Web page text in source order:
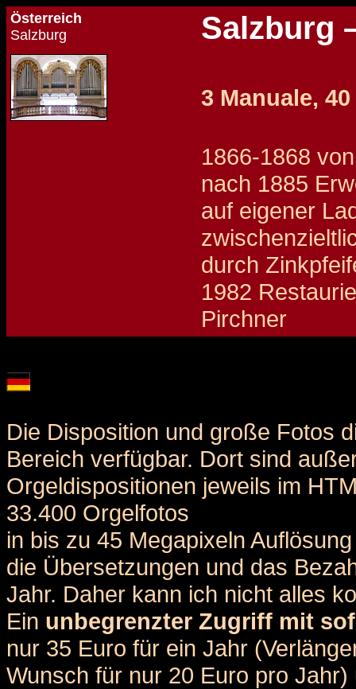
Österreich
Salzburg
Salzburg
3 Manuale,
1866-1868
nach 1885
auf eigener
durch
1982
Pirchner
Die Disposition und große Fotos
Bereich verfügbar. Dort sind
Orgeldispositionen jeweils im
33.400 Orgelfotos
in bis zu 45 Megapixeln
die Übersetzungen und das
Jahr. Daher kann ich nicht alles
Ein unbegrenzter Zugriff mit
nur 35 Euro für ein Jahr
Wunsch für nur 20 Euro pro